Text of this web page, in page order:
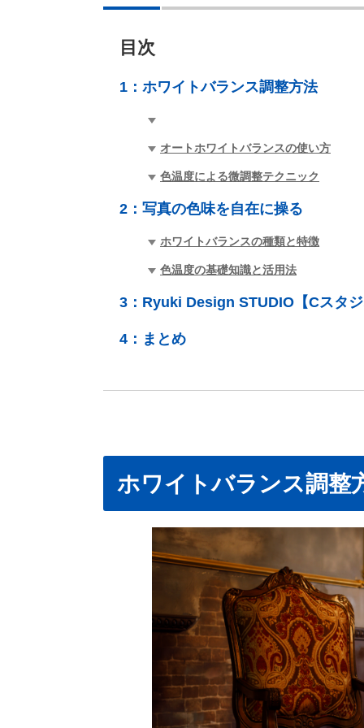
目次
1： ホワイトバランス調整方法
オートホワイトバランスの使い方
色温度による微調整テクニック
2： 写真の色味を自在に操る
ホワイトバランスの種類と特徴
色温度の基礎知識と活用法
3： Ryuki Design STUDIO【Cスタ
4： まとめ
ホワイトバランス調整